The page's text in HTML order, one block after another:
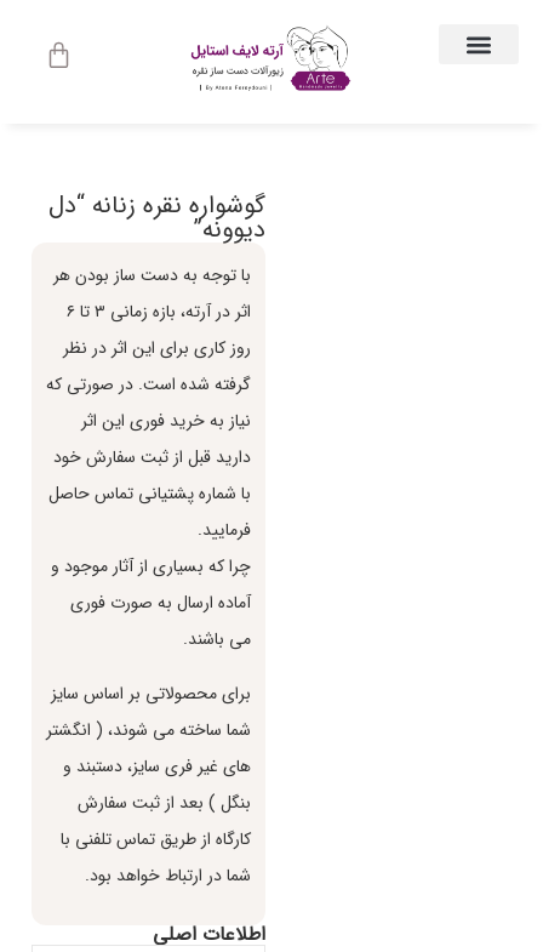
گوشواره نقره زنانه “دل
دیوونه”
با توجه به دست ساز بودن هر
اثر در آرته، بازه زماني ٣ تا ٦
روز كاري براي اين اثر در نظر
گرفته شده است. در صورتي كه
نياز به خريد فوري اين اثر
داريد قبل از ثبت سفارش خود
با شماره پشتياني تماس حاصل
فرماييد.
چرا كه بسياري از آثار موجود و
آماده ارسال به صورت فوري
مي باشند.
براي محصولاتي بر اساس سايز
شما ساخته مي شوند، ( انگشتر
هاي غير فري سايز، دستبند و
بنگل ) بعد از ثبت سفارش
كارگاه از طريق تماس تلفني با
شما در ارتباط خواهد بود.
اطلاعات اصلی